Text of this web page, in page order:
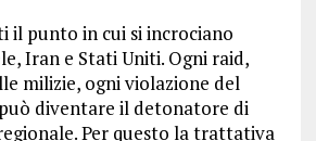
il punto in cui si incrociano
Iran e Stati Uniti. Ogni raid,
milizie, ogni violazione del
diventare il detonatore di
Per questo la trattativa